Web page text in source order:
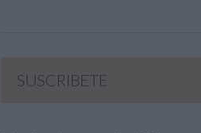
SUSCRIBETE